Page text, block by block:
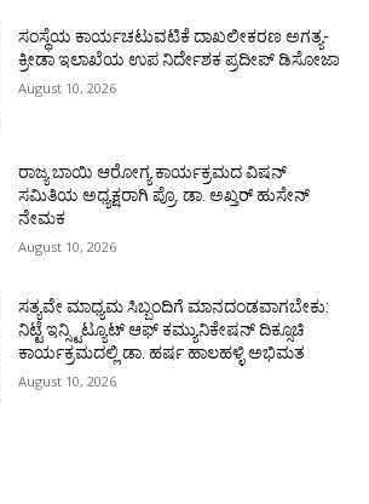
ಸಂಸ್ಥೆಯ ಕಾರ್ಯಚಟುವಟಿಕೆ ದಾಖಲೀಕರಣ ಅಗತ್ಯ-
ಕ್ರೀಡಾ ಇಲಾಖೆಯ ಉಪ ನಿರ್ದೇಶಕ ಪ್ರದೀಪ್ ಡಿಸೋಜಾ
August 10, 2026
ರಾಜ್ಯ ಬಾಯಿ ಆರೋಗ್ಯ ಕಾರ್ಯಕ್ರಮದ ವಿಷನ್
ಸಮಿತಿಯ ಅಧ್ಯಕ್ಷರಾಗಿ ಪ್ರೊ. ಡಾ. ಅಖ್ತರ್ ಹುಸೇನ್
ನೇಮಕ
August 10, 2026
ಸತ್ಯವೇ ಮಾಧ್ಯಮ ಸಿಬ್ಬಂದಿಗೆ ಮಾನದಂಡವಾಗಬೇಕು:
ನಿಟ್ಟೆ ಇನ್ಸ್ಟಿಟ್ಯೂಟ್ ಆಫ್ ಕಮ್ಯುನಿಕೇಷನ್ ದಿಕ್ಸೂಚಿ
ಕಾರ್ಯಕ್ರಮದಲ್ಲಿ ಡಾ. ಹರ್ಷ ಹಾಲಹಳ್ಳಿ ಅಭಿಮತ
August 10, 2026